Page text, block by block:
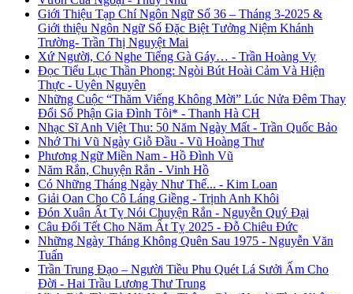
Giới Thiệu Tạp Chí Ngôn Ngữ Số 36 – Tháng 3-2025 &
Giới thiệu Ngôn Ngữ Số Đặc Biệt Tưởng Niệm Khánh
Trường- Trần Thị Nguyệt Mai
Xứ Người, Có Nghe Tiếng Gà Gáy… - Trần Hoàng Vy
Đọc Tiểu Lục Thần Phong: Ngòi Bút Hoài Cảm Và Hiện
Thực - Uyên Nguyên
Những Cuộc “Thăm Viếng Không Mời” Lúc Nửa Đêm Thay
Đổi Số Phận Gia Đình Tôi* - Thanh Hà CH
Nhạc Sĩ Anh Việt Thu: 50 Năm Ngày Mất - Trần Quốc Bảo
Nhớ Thi Vũ Ngày Giỗ Đầu - Vũ Hoàng Thư
Phương Ngữ Miền Nam - Hồ Đình Vũ
Năm Rắn, Chuyện Rắn - Vinh Hồ
Có Những Tháng Ngày Như Thế... - Kim Loan
Giải Oan Cho Cô Láng Giềng - Trịnh Anh Khôi
Đón Xuân Ất Tỵ Nói Chuyện Rắn - Nguyễn Quý Đại
Câu Đối Tết Cho Năm Ất Tỵ 2025 - Đỗ Chiêu Đức
Những Ngày Tháng Không Quên Sau 1975 - Nguyễn Văn
Tuấn
Trần Trung Đạo – Người Tiều Phu Quét Lá Sưởi Ấm Cho
Đời - Hai Trầu Lương Thư Trung